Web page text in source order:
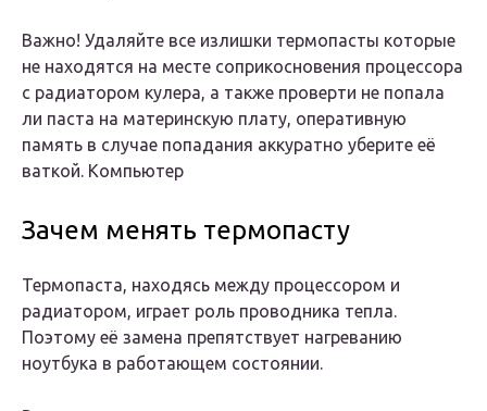
Важно! Удаляйте все излишки термопасты которые
не находятся на месте соприкосновения процессора
с радиатором кулера, а также проверти не попала
ли паста на материнскую плату, оперативную
память в случае попадания аккуратно уберите её
ваткой. Компьютер
Зачем менять термопасту
Термопаста, находясь между процессором и
радиатором, играет роль проводника тепла.
Поэтому её замена препятствует нагреванию
ноутбука в работающем состоянии.